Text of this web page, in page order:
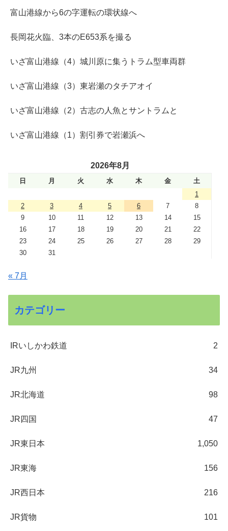
富山港線から6の字運転の環状線へ
長岡花火臨、3本のE653系を撮る
いざ富山港線（4）城川原に集うトラム型車両群
いざ富山港線（3）東岩瀬のタチアオイ
いざ富山港線（2）古志の人魚とサントラムと
いざ富山港線（1）割引券で岩瀬浜へ
2026年8月
日 月 火 水 木 金
土
1
2
3 4 5 6 7
8
9
10 11 12 13 14
15
16
17 18 19 20 21
22
23
24 25 26 27 28
29
30
31
« 7月
カテゴリー
IRいしかわ鉄道 2
JR九州 34
JR北海道 98
JR四国 47
JR東日本 1,050
JR東海 156
JR西日本 216
JR貨物 101